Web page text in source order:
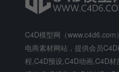
C4D模型网（www.c4d6.com
电商素材网站，提供会员
程,C4D预设,C4D动画,C4D